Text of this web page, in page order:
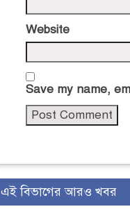
Website
Save my name,
এই বিভাগের আরও খবর